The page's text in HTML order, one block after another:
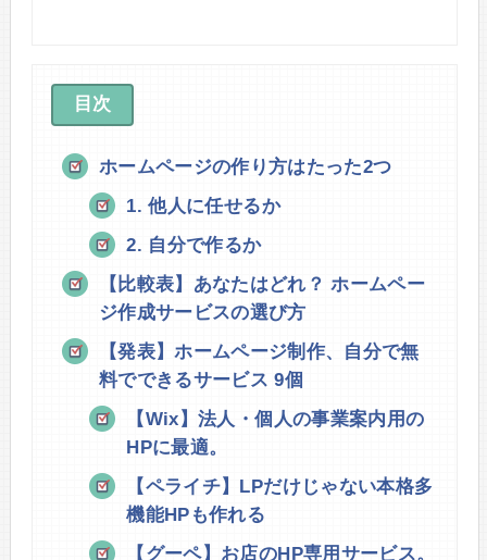
目次
ホームページの作り方はたった2つ
1. 他人に任せるか
2. 自分で作るか
【比較表】あなたはどれ？ ホームペー
ジ作成サービスの選び方
【発表】ホームページ制作、自分で無
料でできるサービス 9個
【Wix】法人・個人の事業案内用の
HPに最適。
【ペライチ】LPだけじゃない本格多
機能HPも作れる
【グーペ】お店のHP専用サービス。